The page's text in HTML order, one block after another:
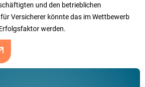
und den betrieblichen
Versicherer könnte das im Wettbewerb
werden.